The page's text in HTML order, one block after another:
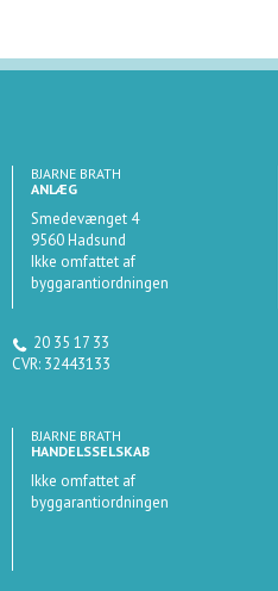
BJARNE BRATH
ANLÆG
Smedevænget 4
9560 Hadsund
Ikke omfattet af
byggarantiordningen
20 35 17 33
CVR: 32443133
BJARNE BRATH
HANDELSSELSKAB
Ikke omfattet af
byggarantiordningen